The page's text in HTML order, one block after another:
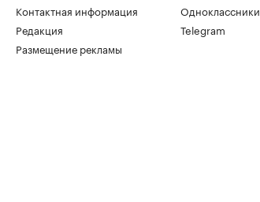
Контактная информация
Редакция
Размещение рекламы
Одноклассники
Telegram